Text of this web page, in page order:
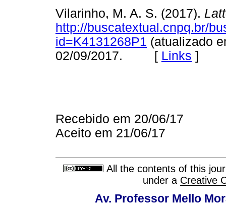
Vilarinho, M. A. S. (2017).
http://buscatextual.cnpq.br/
id=K4131268P1 (atualizado
02/09/2017. [ Links ]
Recebido em 20/06/17
Aceito em 21/06/17
All the contents of this
under a Creative
Av. Professor Mello